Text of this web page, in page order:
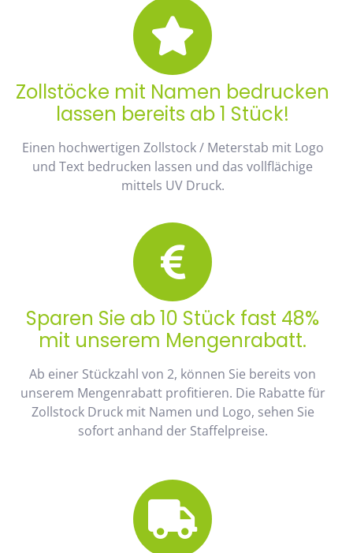
Zollstöcke mit Namen bedrucken
lassen bereits ab 1 Stück!
Einen hochwertigen Zollstock / Meterstab mit Logo
und Text bedrucken lassen und das vollflächige
mittels UV Druck.
Sparen Sie ab 10 Stück fast 48%
mit unserem Mengenrabatt.
Ab einer Stückzahl von 2, können Sie bereits von
unserem Mengenrabatt profitieren. Die Rabatte für
Zollstock Druck mit Namen und Logo, sehen Sie
sofort anhand der Staffelpreise.